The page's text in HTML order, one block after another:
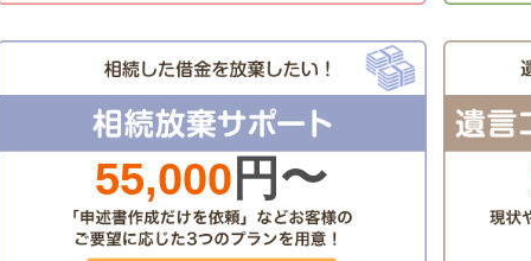
55,000 円〜